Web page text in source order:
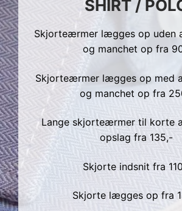
Konfirmationskjoler med
Konfirmationskjoler
Billige
Bukser priser
Jeans priser
Nederdel priser
Kjole priser
Blazer priser
Frakke priser
Brudekjole og
Book en tid
Kontakt
Nyheder
DA
SHIRT /
Skjorteærmer lægges op uden
og manchet op fra
Skjorteærmer lægges op med
og manchet op fra
Lange skjorteærmer til korte
opslag fra 135,-
Skjorte indsnit fra
Skjorte lægges op fra